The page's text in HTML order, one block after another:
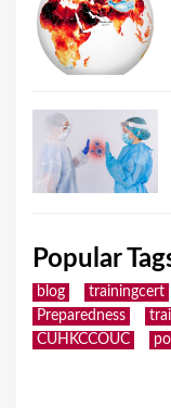
Popular
blog trainingcert
Preparedness
CUHKCCOUC